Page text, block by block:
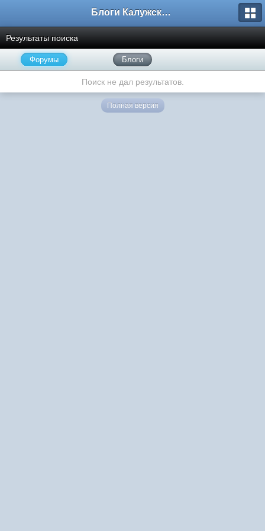
Блоги Калужского перекрестка
Результаты поиска
Форумы Блоги
Поиск не дал результатов.
Полная версия